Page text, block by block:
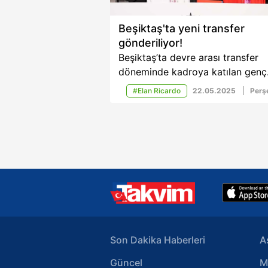
Beşiktaş'ta yeni transfer
gönderiliyor!
Beşiktaş’ta devre arası transfer
döneminde kadroya katılan genç
oyuncularla ilgili sıcak gelişmeler
yaşanıyor. Teknik Direktör Ole
#Elan Ricardo 22.05.2025
Son Dakika Haberleri
Güncel